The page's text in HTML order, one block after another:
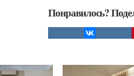
Понравилось?